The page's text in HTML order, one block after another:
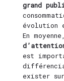
grand
évolution
En
est
exister